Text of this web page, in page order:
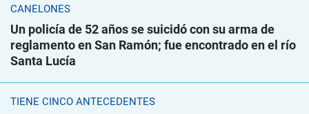
CANELONES
Un policía de 52 años se suicidó con su arma de
reglamento en San Ramón; fue encontrado en el río
Santa Lucía
TIENE CINCO ANTECEDENTES